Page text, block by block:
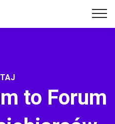
to Forum